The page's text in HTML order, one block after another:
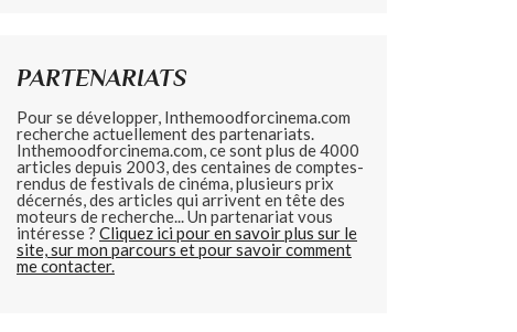
PARTENARIATS
Pour se développer, Inthemoodforcinema.com
recherche actuellement des partenariats.
Inthemoodforcinema.com, ce sont plus de 4000
articles depuis 2003, des centaines de comptes-
rendus de festivals de cinéma, plusieurs prix
décernés, des articles qui arrivent en tête des
moteurs de recherche... Un partenariat vous
intéresse ? Cliquez ici pour en savoir plus sur le
site, sur mon parcours et pour savoir comment
me contacter.